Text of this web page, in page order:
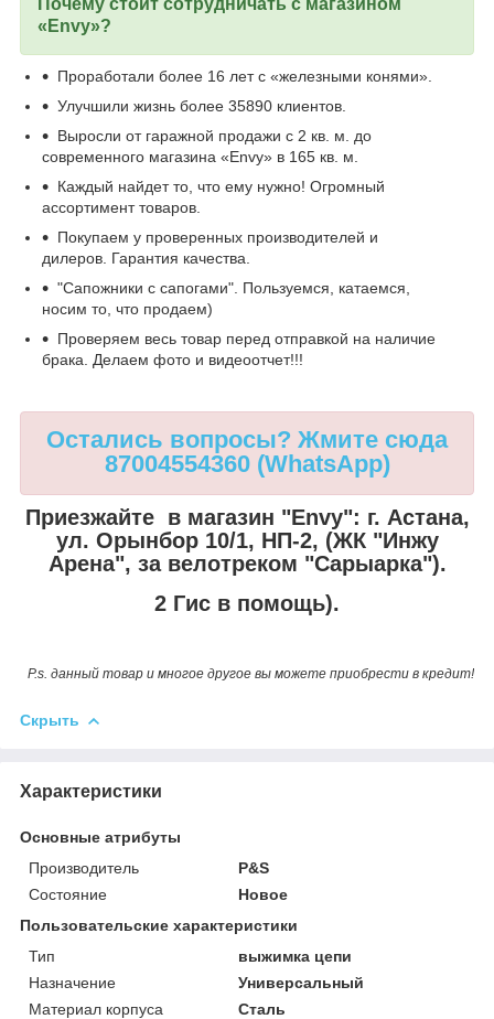
«Envy»?
Проработали более 16 лет с «железными конями».
Улучшили жизнь более 35890 клиентов.
Выросли от гаражной продажи с 2 кв. м. до
современного магазина «Envy» в 165 кв. м.
Каждый найдет то, что ему нужно! Огромный
ассортимент товаров.
Покупаем у проверенных производителей и
дилеров. Гарантия качества.
"Сапожники с сапогами". Пользуемся, катаемся,
носим то, что продаем)
Проверяем весь товар перед отправкой на наличие
брака. Делаем фото и видеоотчет!!!
Остались вопросы? Жмите сюда
87004554360 (WhatsApp)
Приезжайте в магазин "Envy": г. Астана,
ул. Орынбор 10/1, НП-2, (ЖК "Инжу
Арена", за велотреком "Сарыарка").
2 Гис в помощь).
P.s. данный товар и многое другое вы можете приобрести в кредит!
Скрыть
Характеристики
Основные атрибуты
Производитель
P&S
Состояние
Новое
Пользовательские характеристики
Тип
выжимка цепи
Назначение
Универсальный
Материал корпуса
Сталь